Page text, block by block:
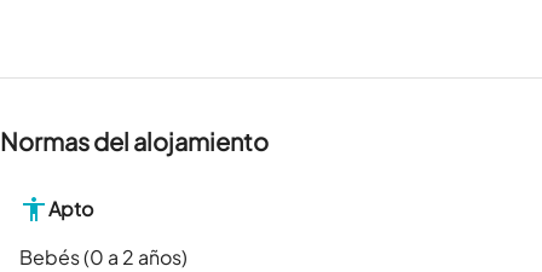
Normas del alojamiento
Apto
Bebés (0 a 2 años)